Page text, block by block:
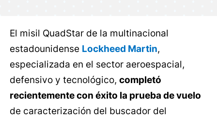
El misil QuadStar de la multinacional
estadounidense Lockheed Martin,
especializada en el sector aeroespacial,
defensivo y tecnológico, completó
recientemente con éxito la prueba de vuelo
de caracterización del buscador del